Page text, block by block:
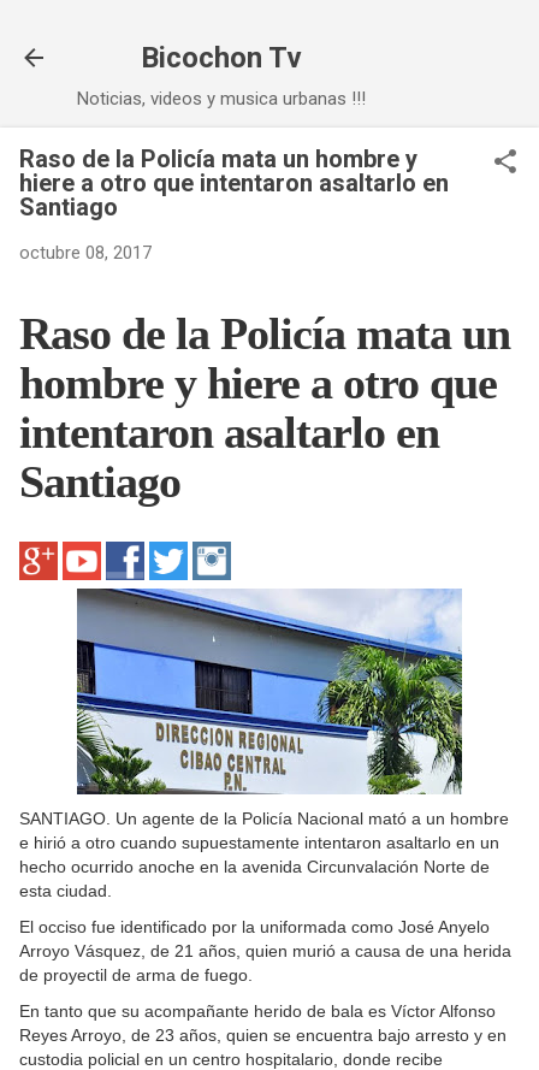
Bicochon Tv
Noticias, videos y musica urbanas !!!
Raso de la Policía mata un hombre y
hiere a otro que intentaron asaltarlo en
Santiago
octubre 08, 2017
Raso de la Policía mata un
hombre y hiere a otro que
intentaron asaltarlo en
Santiago
SANTIAGO. Un agente de la Policía Nacional mató a un hombre
e hirió a otro cuando supuestamente intentaron asaltarlo en un
hecho ocurrido anoche en la avenida Circunvalación Norte de
esta ciudad.
El occiso fue identificado por la uniformada como José Anyelo
Arroyo Vásquez, de 21 años, quien murió a causa de una herida
de proyectil de arma de fuego.
En tanto que su acompañante herido de bala es Víctor Alfonso
Reyes Arroyo, de 23 años, quien se encuentra bajo arresto y en
custodia policial en un centro hospitalario, donde recibe